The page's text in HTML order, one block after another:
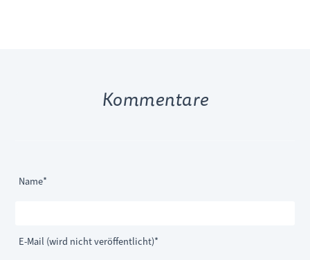
Kommentare
Pflichtfeld
Name*
Pflichtfeld
E-Mail (wird nicht veröffentlicht)*